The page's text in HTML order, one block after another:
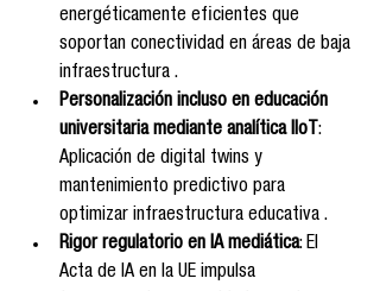
energéticamente eficientes que
soportan conectividad en áreas de baja
infraestructura .
Personalización incluso en educación
universitaria mediante analítica IIoT:
Aplicación de digital twins y
mantenimiento predictivo para
optimizar infraestructura educativa .
Rigor regulatorio en IA mediática: El
Acta de IA en la UE impulsa